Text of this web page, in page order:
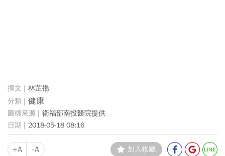
林芷揚
健康
衛福部南投醫院提供
2018-05-18 08:16
+A -A 加入收藏